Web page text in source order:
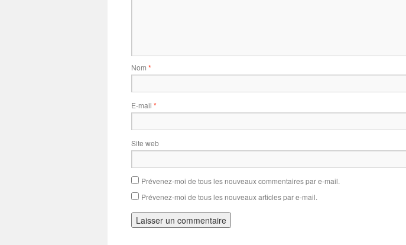
Nom *
E-mail *
Site web
Prévenez-moi de tous les nouveaux commentaires par e-mail.
Prévenez-moi de tous les nouveaux articles par e-mail.